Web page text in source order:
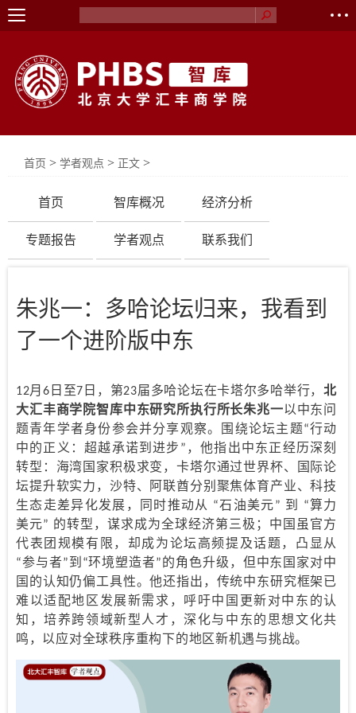
首页 > 学者观点 > 正文 >
首页 智库概况 经济分析
专题报告 学者观点 联系我们
朱兆一：多哈论坛归来，我看到
了一个进阶版中东
12月6日至7日，第23届多哈论坛在卡塔尔多哈举行，北
大汇丰商学院智库中东研究所执行所长朱兆一以中东问
题青年学者身份参会并分享观察。围绕论坛主题“行动
中的正义：超越承诺到进步”，他指出中东正经历深刻
转型：海湾国家积极求变，卡塔尔通过世界杯、国际论
坛提升软实力，沙特、阿联酋分别聚焦体育产业、科技
生态走差异化发展，同时推动从 “石油美元” 到 “算力
美元” 的转型，谋求成为全球经济第三极；中国虽官方
代表团规模有限，却成为论坛高频提及话题，凸显从
“参与者”到“环境塑造者”的角色升级，但中东国家对中
国的认知仍偏工具性。他还指出，传统中东研究框架已
难以适配地区发展新需求，呼吁中国更新对中东的认
知，培养跨领域新型人才，深化与中东的思想文化共
鸣，以应对全球秩序重构下的地区新机遇与挑战。